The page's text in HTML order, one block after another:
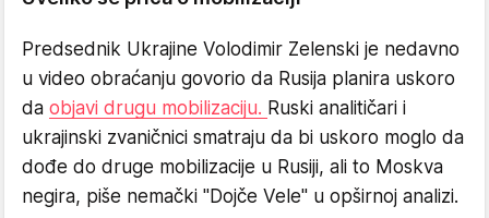
Predsednik Ukrajine Volodimir Zelenski je nedavno
u video obraćanju govorio da Rusija planira uskoro
da objavi drugu mobilizaciju. Ruski analitičari i
ukrajinski zvaničnici smatraju da bi uskoro moglo da
dođe do druge mobilizacije u Rusiji, ali to Moskva
negira, piše nemački "Dojče Vele" u opširnoj analizi.